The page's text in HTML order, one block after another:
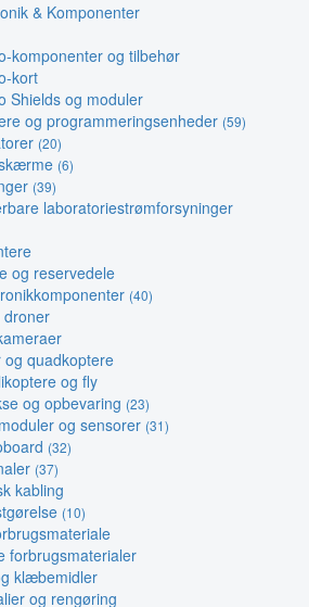
& Komponenter
komponenter og tilbehør
kort
Shields og moduler
og programmeringsenheder (59)
(20)
(6)
(39)
laboratoriestrømforsyninger
og reservedele
(40)
droner
og quadkoptere
og fly
og opbevaring (23)
og sensorer (31)
(32)
(37)
kabling
(10)
forbrugsmaterialer
klæbemidler
og rengøring